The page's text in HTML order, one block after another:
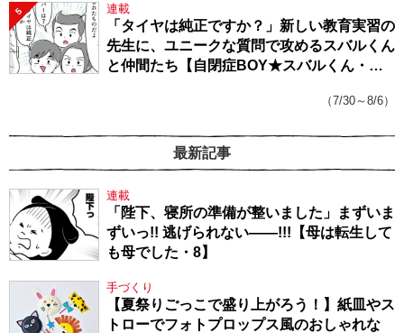
5 連載
「タイヤは純正ですか？」新しい教育実習の
先生に、ユニークな質問で攻めるスバルくん
と仲間たち【自閉症BOY★スバルくん・
（7/30～8/6）
最新記事
連載
「陛下、寝所の準備が整いました」まずいま
ずいっ!! 逃げられない――!!!【母は転生して
も母でした・8】
手づくり
【夏祭りごっこで盛り上がろう！】紙皿やス
トローでフォトプロップス風のおしゃれな